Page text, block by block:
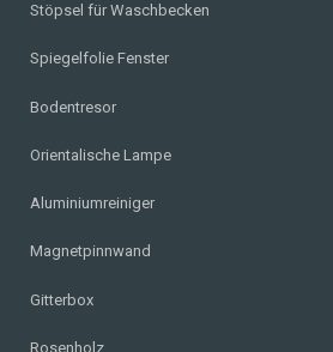
Stöpsel für Waschbecken
Spiegelfolie Fenster
Bodentresor
Orientalische Lampe
Aluminiumreiniger
Magnetpinnwand
Gitterbox
Rosenholz